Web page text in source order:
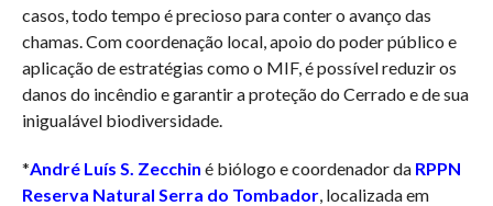
casos, todo tempo é precioso para conter o avanço das
chamas. Com coordenação local, apoio do poder público e
aplicação de estratégias como o MIF, é possível reduzir os
danos do incêndio e garantir a proteção do Cerrado e de sua
inigualável biodiversidade.
*André Luís S. Zecchin é biólogo e coordenador da RPPN
Reserva Natural Serra do Tombador, localizada em